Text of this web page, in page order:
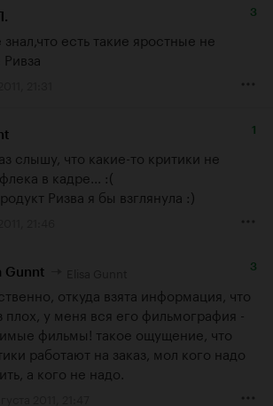
3
есть такие яростные не
1
слышу, что какие-то критики не
в кадре... :(
Ризва я бы взглянула :)
Gunnt 3
откуда взята информация, что
плох, у меня вся его фильмография -
фильмы! такое ощущение, что
работают на заказ, мол кого надо
а кого не надо.